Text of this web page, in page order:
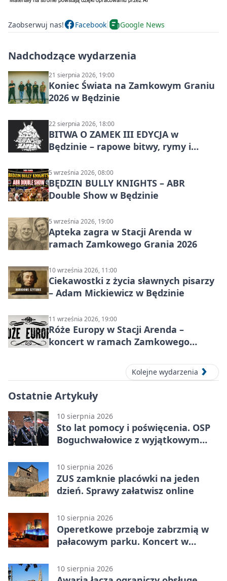
Zaobserwuj nas! Facebook Google News
Nadchodzące wydarzenia
21 sierpnia 2026, 19:00
Koniec Świata na Zamkowym Graniu
2026 w Będzinie
22 sierpnia 2026, 18:00
BITWA O ZAMEK III EDYCJA w
Będzinie – rapowe bitwy, rymy i
5 września 2026, 08:00
BĘDZIN BULLY KNIGHTS – ABR
Double Show w Będzinie
5 września 2026, 19:00
Apteka zagra w Stacji Arenda w
ramach Zamkowego Grania 2026
10 września 2026, 11:00
Ciekawostki z życia sławnych pisarzy
– Adam Mickiewicz w Będzinie
11 września 2026, 19:00
Róże Europy w Stacji Arenda –
koncert w ramach Zamkowego
Kolejne wydarzenia
Ostatnie Artykuły
10 sierpnia 2026
Sto lat pomocy i poświęcenia. OSP
Boguchwałowice z wyjątkowym
10 sierpnia 2026
ZUS zamknie placówki na jeden
dzień. Sprawy załatwisz online
10 sierpnia 2026
Operetkowe przeboje zabrzmią w
pałacowym parku. Koncert w
10 sierpnia 2026